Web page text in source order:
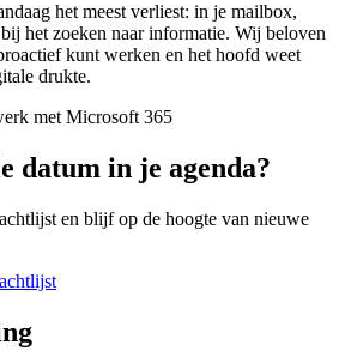
het meest verliest: in je mailbox,
het zoeken naar informatie. Wij beloven
kunt werken en het hoofd weet
drukte.
datum in je agenda?
en blijf op de hoogte van nieuwe